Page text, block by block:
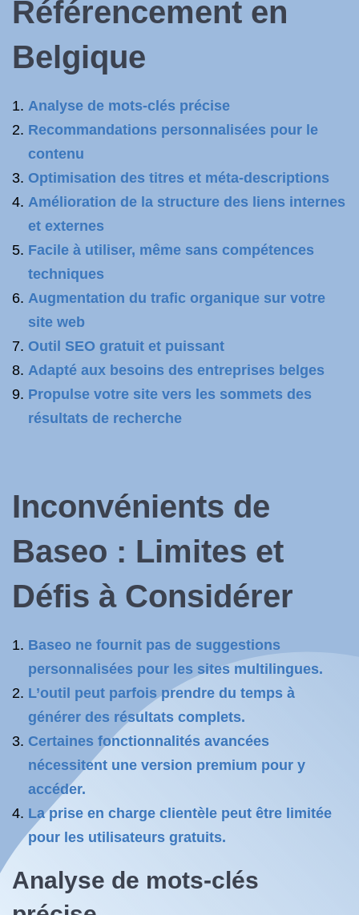
Référencement en
Belgique
Analyse de mots-clés précise
Recommandations personnalisées pour le
contenu
Optimisation des titres et méta-descriptions
Amélioration de la structure des liens internes
et externes
Facile à utiliser, même sans compétences
techniques
Augmentation du trafic organique sur votre
site web
Outil SEO gratuit et puissant
Adapté aux besoins des entreprises belges
Propulse votre site vers les sommets des
résultats de recherche
Inconvénients de
Baseo : Limites et
Défis à Considérer
Baseo ne fournit pas de suggestions
personnalisées pour les sites multilingues.
L’outil peut parfois prendre du temps à
générer des résultats complets.
Certaines fonctionnalités avancées
nécessitent une version premium pour y
accéder.
La prise en charge clientèle peut être limitée
pour les utilisateurs gratuits.
Analyse de mots-clés